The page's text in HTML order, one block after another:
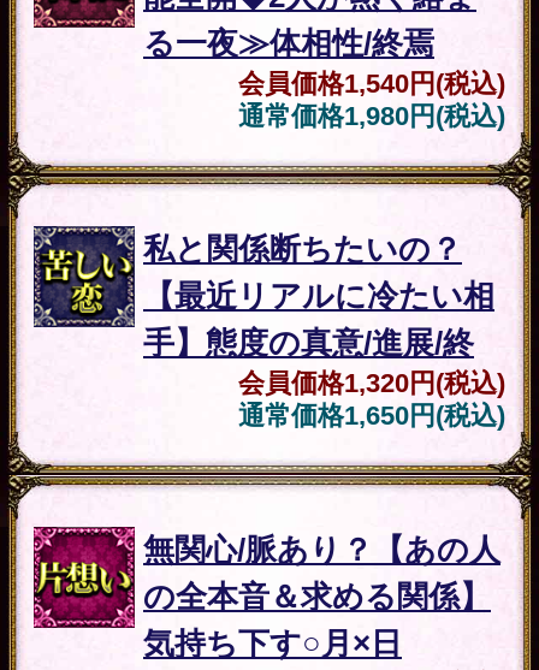
連絡無視＆冷たい態度の
相手【私、何かした？】
会員価格1,320円(税込)
片想い いつ報われる？/来月？/
来年？【もう待てない片
想い】相手の心＆告白
会員価格1,320円(税込)
通常価格1,650円(税込)
して！【我慢限界の不倫
愛】相手の全回答/終
会員価格1,320円(税込)
通常価格1,650円(税込)